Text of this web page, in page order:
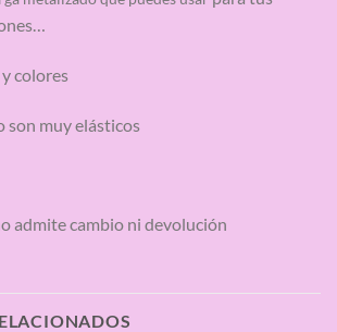
colores
son muy elásticos
admite cambio ni devolución